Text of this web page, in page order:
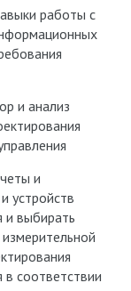
работы с
и анализ
и
устройств
и выбирать
в соответствии